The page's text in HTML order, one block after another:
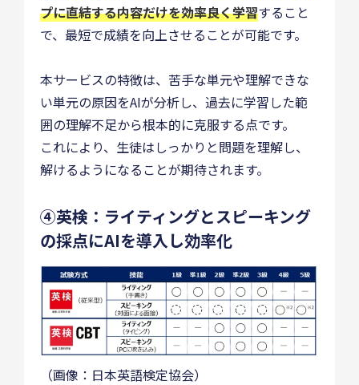
プに直結する内容だけを効率良く学習すること
で、最短で成績を向上させることが可能です。
本サービスの特徴は、苦手な単元や理解できな
い単元の原因をAIが分析し、過去に学習した範
囲の理解不足から根本的に克服する点です。
これにより、生徒はしっかりと問題を理解し、
解けるようになることが期待されます。
④英検：ライティングとスピーキング
の採点にAIを導入し効率化
（画像：日本英語検定協会）